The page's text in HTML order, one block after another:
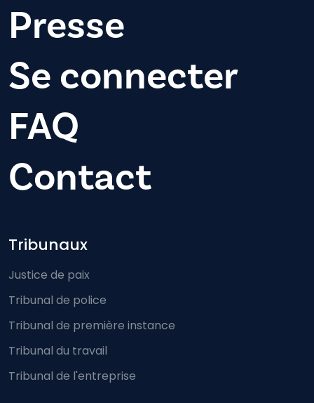
Presse
Se connecter
FAQ
Contact
Footer-menu
Tribunaux
Justice de paix
Tribunal de police
Tribunal de première instance
Tribunal du travail
Tribunal de l'entreprise